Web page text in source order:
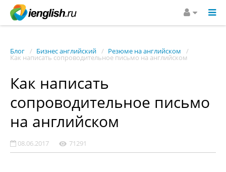
Блог Бизнес английский Резюме на английском
Как написать сопроводительное письмо на английском
Как написать
сопроводительное письмо
на английском
08.06.2017 71291